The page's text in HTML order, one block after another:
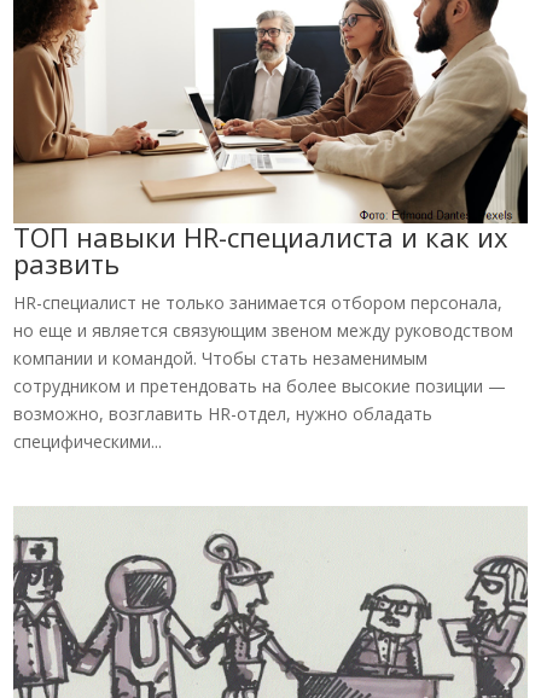
ТОП навыки HR-специалиста и как их
развить
HR-специалист не только занимается отбором персонала,
но еще и является связующим звеном между руководством
компании и командой. Чтобы стать незаменимым
сотрудником и претендовать на более высокие позиции —
возможно, возглавить HR-отдел, нужно обладать
специфическими...